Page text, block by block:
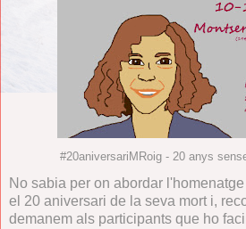
#20aniversariMRoig - 20 anys
No sabia per on abordar
el 20 aniversari de la seva mort i,
demanem als participants que ho